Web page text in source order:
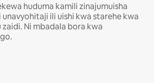
huduma kamili zinajumuisha
ili uishi kwa starehe kwa
Ni mbadala bora kwa